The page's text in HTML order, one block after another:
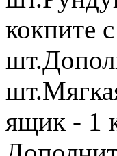
кокпите
ящик - 1